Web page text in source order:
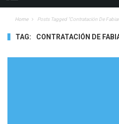
Home Posts Tagged "contratación De
TAG: CONTRATACIÓN DE